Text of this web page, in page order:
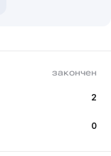
закончен
2
0